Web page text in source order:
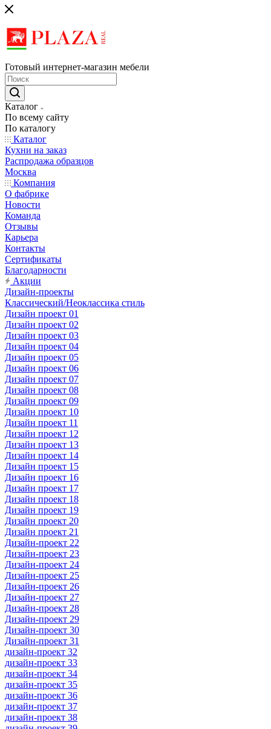
Готовый интернет-магазин мебели
Каталог
По всему сайту
По каталогу
Каталог
Кухни на заказ
Распродажа образцов
Москва
Компания
О фабрике
Новости
Команда
Отзывы
Карьера
Контакты
Сертификаты
Благодарности
Акции
Дизайн-проекты
Классический/Неоклассика стиль
Дизайн проект 01
Дизайн проект 02
Дизайн проект 03
Дизайн проект 04
Дизайн проект 05
Дизайн проект 06
Дизайн проект 07
Дизайн проект 08
Дизайн проект 09
Дизайн проект 10
Дизайн проект 11
Дизайн проект 12
Дизайн проект 13
Дизайн проект 14
Дизайн проект 15
Дизайн проект 16
Дизайн проект 17
Дизайн проект 18
Дизайн проект 19
Дизайн проект 20
Дизайн проект 21
Дизайн-проект 22
Дизайн-проект 23
Дизайн-проект 24
Дизайн-проект 25
Дизайн-проект 26
Дизайн-проект 27
Дизайн-проект 28
Дизайн-проект 29
Дизайн-проект 30
Дизайн-проект 31
дизайн-проект 32
дизайн-проект 33
дизайн-проект 34
дизайн-проект 35
дизайн-проект 36
дизайн-проект 37
дизайн-проект 38